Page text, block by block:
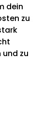
dein
zu
zu